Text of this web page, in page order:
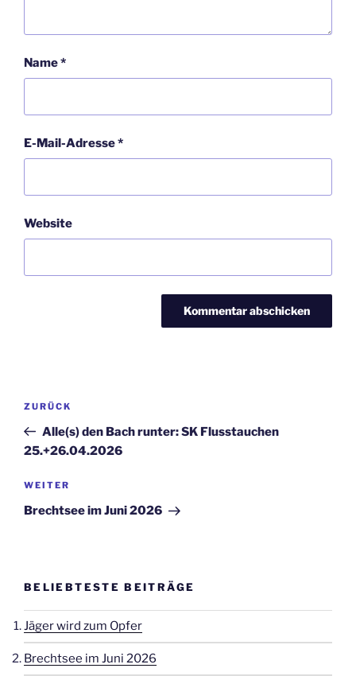
Name*
E-Mail-Adresse*
Website
Beitragsnavigation
Vorheriger
Beitrag
ZURÜCK
Alle(s) den Bach runter: SK Flusstauchen
25.+26.04.2026
Nächster
Beitrag
WEITER
Brechtsee im Juni 2026
BELIEBTESTE BEITRÄGE
Jäger wird zum Opfer
Brechtsee im Juni 2026